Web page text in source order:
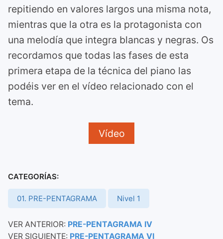
repitiendo en valores largos una misma nota,
mientras que la otra es la protagonista con
una melodía que integra blancas y negras. Os
recordamos que todas las fases de esta
primera etapa de la técnica del piano las
podéis ver en el vídeo relacionado con el
tema.
Vídeo
CATEGORÍAS:
01. PRE-PENTAGRAMA Nivel 1
VER ANTERIOR: PRE-PENTAGRAMA IV
VER SIGUIENTE: PRE-PENTAGRAMA VI